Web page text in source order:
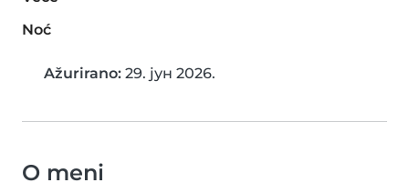
Noć
Ažurirano: 29. јун 2026.
O meni